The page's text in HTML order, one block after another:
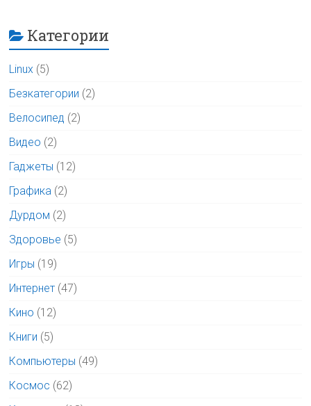
Категории
Linux (5)
Безкатегории (2)
Велосипед (2)
Видео (2)
Гаджеты (12)
Графика (2)
Дурдом (2)
Здоровье (5)
Игры (19)
Интернет (47)
Кино (12)
Книги (5)
Компьютеры (49)
Космос (62)